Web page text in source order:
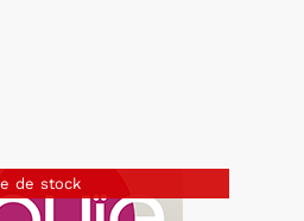
de stock